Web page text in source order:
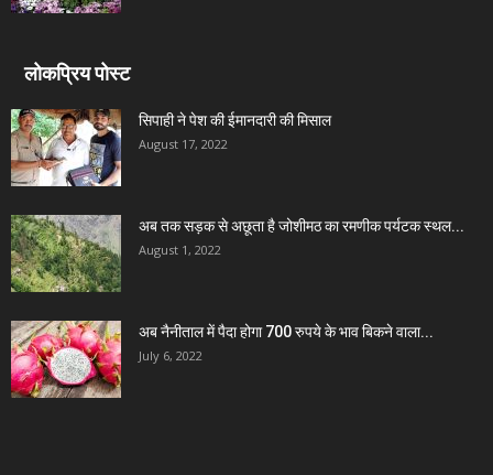
लोकप्रिय पोस्ट
सिपाही ने पेश की ईमानदारी की मिसाल
August 17, 2022
अब तक सड़क से अछूता है जोशीमठ का रमणीक पर्यटक स्थल...
August 1, 2022
अब नैनीताल में पैदा होगा 700 रुपये के भाव बिकने वाला...
July 6, 2022